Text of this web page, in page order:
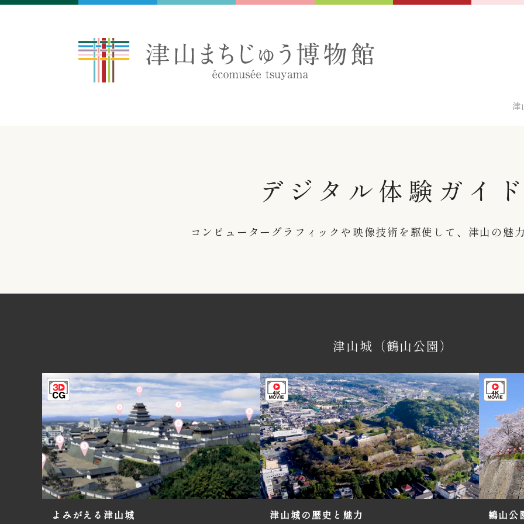
デジタル体験ガイ
コンピューターグラフィックや映像技術を駆使して、津山の魅
津山城（鶴山公園）
よみがえる津山城 津山城の歴史と魅力 鶴山公